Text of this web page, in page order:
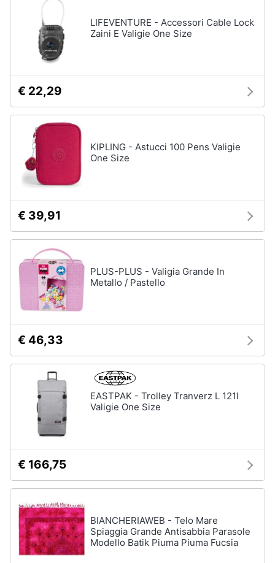
LIFEVENTURE - Accessori Cable Lock
Zaini E Valigie One Size
€ 22,29
KIPLING - Astucci 100 Pens Valigie
One Size
€ 39,91
PLUS-PLUS - Valigia Grande In
Metallo / Pastello
€ 46,33
EASTPAK - Trolley Tranverz L 121l
Valigie One Size
€ 166,75
BIANCHERIAWEB - Telo Mare
Spiaggia Grande Antisabbia Parasole
Modello Batik Piuma Piuma Fucsia